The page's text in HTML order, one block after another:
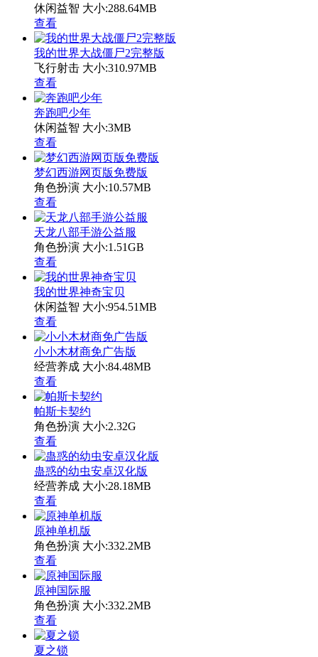
休闲益智 大小:288.64MB
查看
我的世界大战僵尸2完整版
飞行射击 大小:310.97MB
查看
奔跑吧少年
休闲益智 大小:3MB
查看
梦幻西游网页版免费版
角色扮演 大小:10.57MB
查看
天龙八部手游公益服
角色扮演 大小:1.51GB
查看
我的世界神奇宝贝
休闲益智 大小:954.51MB
查看
小小木材商免广告版
经营养成 大小:84.48MB
查看
帕斯卡契约
角色扮演 大小:2.32G
查看
蛊惑的幼虫安卓汉化版
经营养成 大小:28.18MB
查看
原神单机版
角色扮演 大小:332.2MB
查看
原神国际服
角色扮演 大小:332.2MB
查看
夏之锁